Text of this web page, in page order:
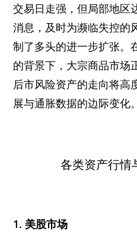
交易日走强，但局部地区
消息，及时为濒临失控的
制了多头的进一步扩张。
的背景下，大宗商品市场
后市风险资产的走向将高
展与通胀数据的边际变化。
各类资产行情
1. 美股市场